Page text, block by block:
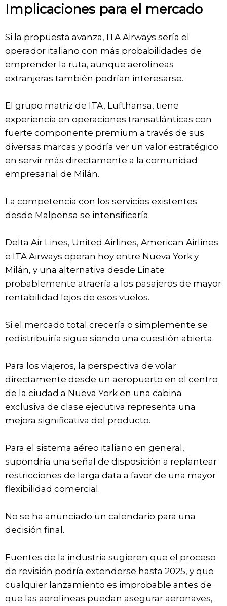
Implicaciones para el mercado
Si la propuesta avanza, ITA Airways sería el
operador italiano con más probabilidades de
emprender la ruta, aunque aerolíneas
extranjeras también podrían interesarse.
El grupo matriz de ITA, Lufthansa, tiene
experiencia en operaciones transatlánticas con
fuerte componente premium a través de sus
diversas marcas y podría ver un valor estratégico
en servir más directamente a la comunidad
empresarial de Milán.
La competencia con los servicios existentes
desde Malpensa se intensificaría.
Delta Air Lines, United Airlines, American Airlines
e ITA Airways operan hoy entre Nueva York y
Milán, y una alternativa desde Linate
probablemente atraería a los pasajeros de mayor
rentabilidad lejos de esos vuelos.
Si el mercado total crecería o simplemente se
redistribuiría sigue siendo una cuestión abierta.
Para los viajeros, la perspectiva de volar
directamente desde un aeropuerto en el centro
de la ciudad a Nueva York en una cabina
exclusiva de clase ejecutiva representa una
mejora significativa del producto.
Para el sistema aéreo italiano en general,
supondría una señal de disposición a replantear
restricciones de larga data a favor de una mayor
flexibilidad comercial.
No se ha anunciado un calendario para una
decisión final.
Fuentes de la industria sugieren que el proceso
de revisión podría extenderse hasta 2025, y que
cualquier lanzamiento es improbable antes de
que las aerolíneas puedan asegurar aeronaves,